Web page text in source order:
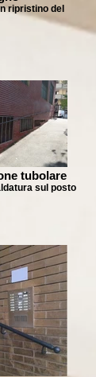
ripristino del
tubolare
sul posto